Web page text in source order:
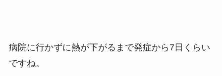
病院に行かずに熱が下がるまで発症から7日くらい
ですね。